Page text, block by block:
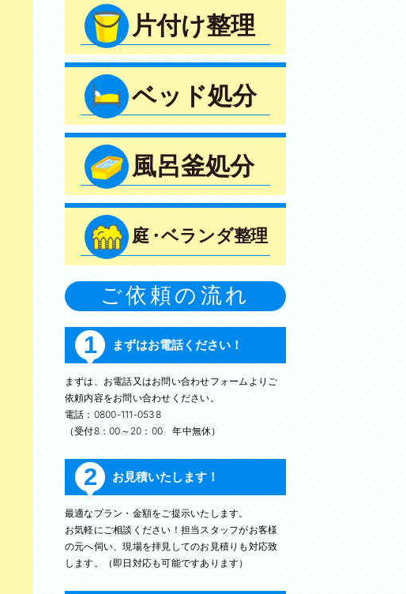
片付け整理
ベッド処分
風呂釜処分
庭・ベランダ整理
ご依頼の流れ
1 まずはお電話ください！
まずは、お電話又はお問い合わせフォームよりご
依頼内容をお問い合わせください。
電話：0800-111-0538
（受付8：00～20：00 年中無休）
2 お見積いたします！
最適なプラン・金額をご提示いたします。
お気軽にご相談ください！担当スタッフがお客様
の元へ伺い、現場を拝見してのお見積りも対応致
します。（即日対応も可能ですあります）